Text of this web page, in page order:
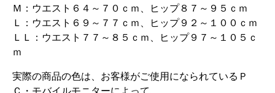
Ｍ：ウエスト６４～７０ｃｍ、ヒップ８７～９５ｃｍ
Ｌ：ウエスト６９～７７ｃｍ、ヒップ９２～１００ｃｍ
ＬＬ：ウエスト７７～８５ｃｍ、ヒップ９７～１０５ｃ
ｍ
実際の商品の色は、お客様がご使用になられているＰ